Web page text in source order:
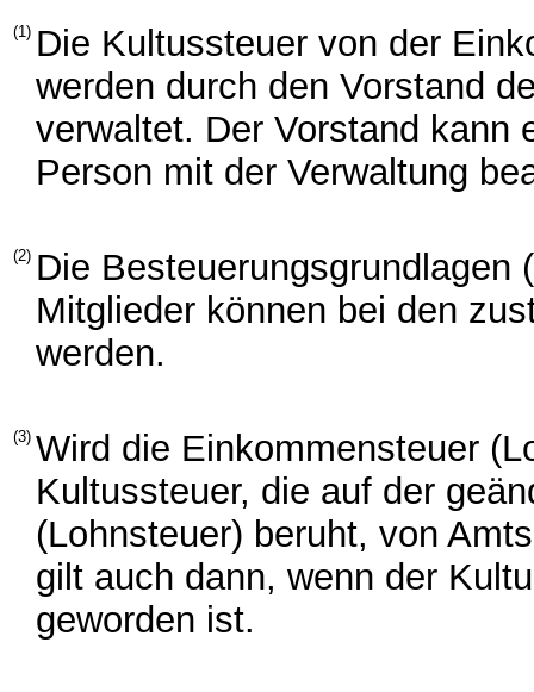
(1) Die Kultussteuer von der
werden durch den Vorstand
verwaltet. Der Vorstand kann
Person mit der Verwaltung
(2) Die Besteuerungsgrundlagen
Mitglieder können bei den
werden.
(3) Wird die Einkommensteuer
Kultussteuer, die auf der
(Lohnsteuer) beruht, von
gilt auch dann, wenn der
geworden ist.